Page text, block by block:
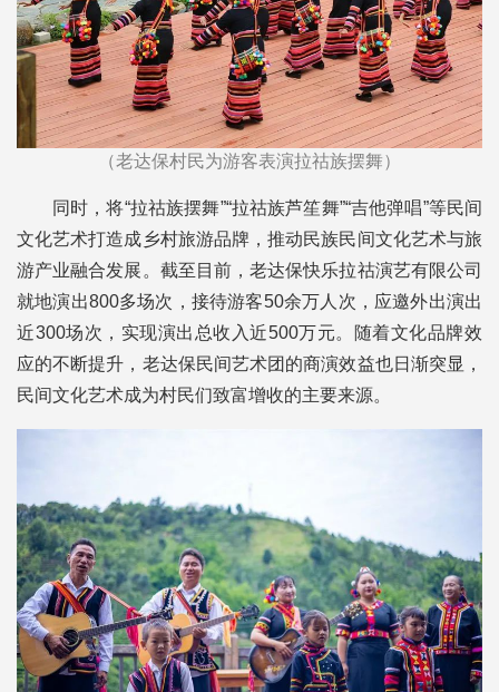
（老达保村民为游客表演拉祜族摆舞）
同时，将“拉祜族摆舞”“拉祜族芦笙舞”“吉他弹唱”等民间
文化艺术打造成乡村旅游品牌，推动民族民间文化艺术与旅
游产业融合发展。截至目前，老达保快乐拉祜演艺有限公司
就地演出800多场次，接待游客50余万人次，应邀外出演出
近300场次，实现演出总收入近500万元。随着文化品牌效
应的不断提升，老达保民间艺术团的商演效益也日渐突显，
民间文化艺术成为村民们致富增收的主要来源。